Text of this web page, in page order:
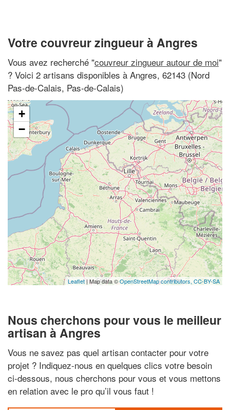
Votre couvreur zingueur à Angres
Vous avez recherché "couvreur zingueur autour de moi"
? Voici 2 artisans disponibles à Angres, 62143 (Nord
Pas-de-Calais, Pas-de-Calais)
+
−
Leaflet| Map data ©OpenStreetMap contributors, CC-BY-SA
Nous cherchons pour vous le meilleur
artisan à Angres
Vous ne savez pas quel artisan contacter pour votre
projet ? Indiquez-nous en quelques clics votre besoin
ci-dessous, nous cherchons pour vous et vous mettons
en relation avec le pro qu’il vous faut !